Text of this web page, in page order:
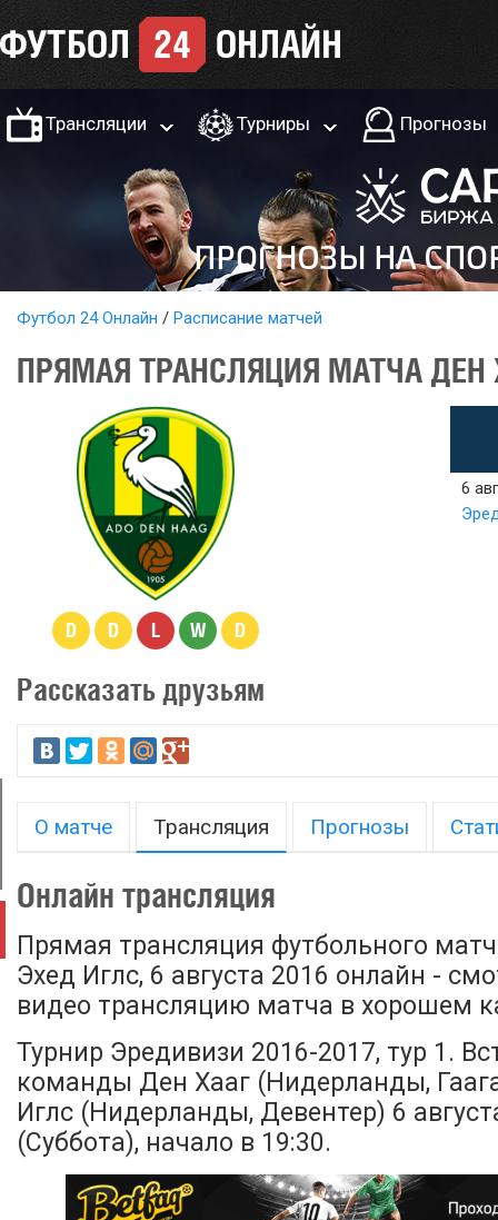
Трансляции Турниры Прогнозы
Футбол 24 Онлайн Расписание матчей
ПРЯМАЯ ТРАНСЛЯЦИЯ МАТЧА ДЕН
D D L W D
6
Рассказать друзьям
О матче Трансляция Прогнозы
Онлайн трансляция
Прямая трансляция футбольного
Эхед Иглс, 6 августа 2016 онлайн -
видео трансляцию матча в хорошем
Турнир Эредивизи 2016-2017, тур 1.
команды Ден Хааг (Нидерланды,
Иглс (Нидерланды, Девентер) 6
(Суббота), начало в 19:30.